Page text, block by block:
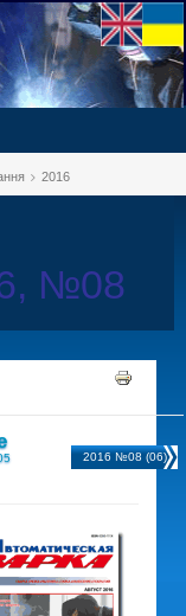
2016
№08
2016 №08 (06)